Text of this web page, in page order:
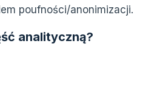
poufności/anonimizacji.
analityczną?